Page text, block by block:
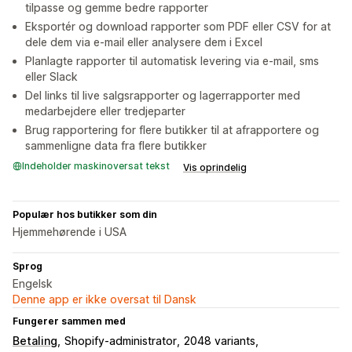
tilpasse og gemme bedre rapporter
Eksportér og download rapporter som PDF eller CSV for at
dele dem via e-mail eller analysere dem i Excel
Planlagte rapporter til automatisk levering via e-mail, sms
eller Slack
Del links til live salgsrapporter og lagerrapporter med
medarbejdere eller tredjeparter
Brug rapportering for flere butikker til at afrapportere og
sammenligne data fra flere butikker
Indeholder maskinoversat tekst Vis oprindelig
Populær hos butikker som din
Hjemmehørende i USA
Sprog
Engelsk
Denne app er ikke oversat til Dansk
Fungerer sammen med
Betaling Shopify-administrator 2048 variants